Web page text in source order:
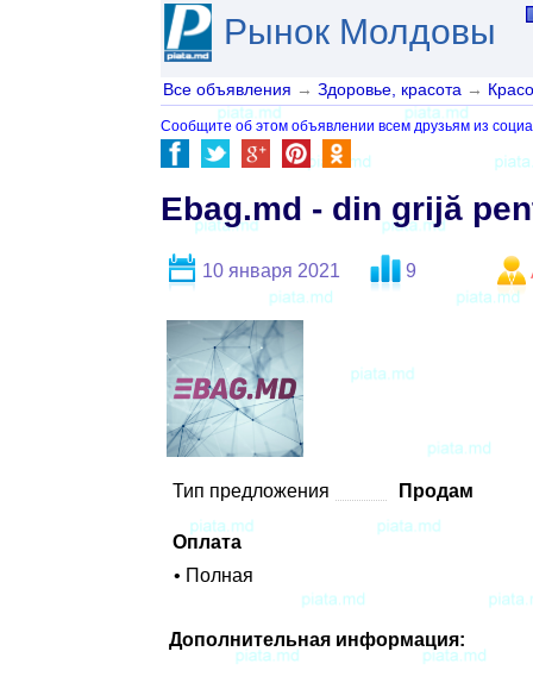
Рынок Молдовы
Все объявления → Здоровье, красота →
Сообщите об этом объявлении всем друзьям из
Ebag.md - din grijă
10 января 2021 9
Тип предложения Продам
Оплата
• Полная
Дополнительная информация: